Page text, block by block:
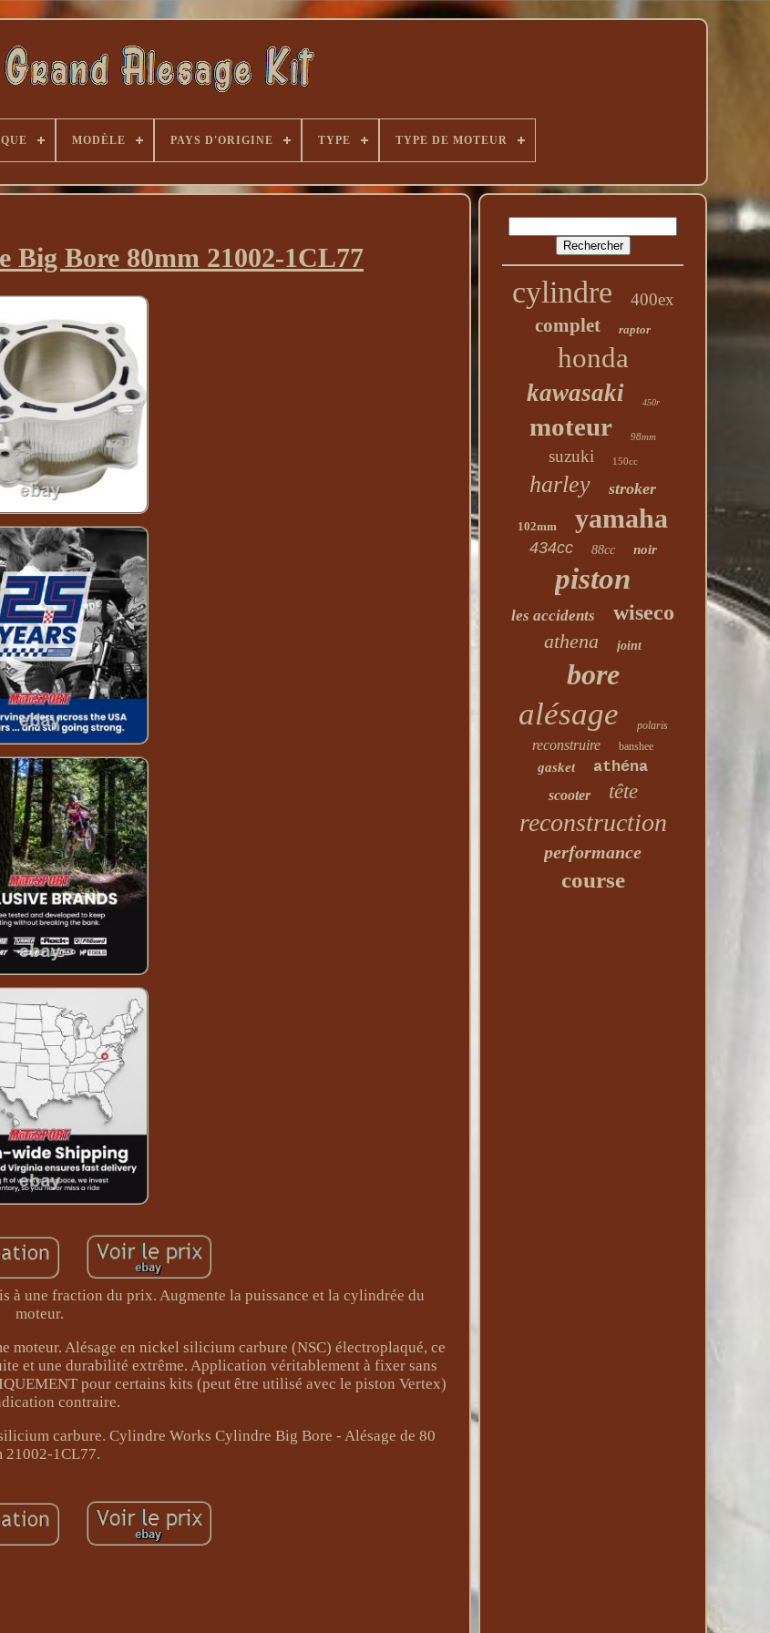
MODÈLE PAYS D'ORIGINE TYPE TYPE DE MOTEUR
Bore 80mm 21002-1CL77
à une fraction du prix. Augmente la puissance et la cylindrée du
moteur.
moteur. Alésage en nickel silicium carbure (NSC) électroplaqué, ce
et une durabilité extrême. Application véritablement à fixer sans
pour certains kits (peut être utilisé avec le piston Vertex)
contraire.
carbure. Cylindre Works Cylindre Big Bore - Alésage de 80
21002-1CL77.
cylindre 400ex
complet raptor
honda
kawasaki 450r
moteur 98mm
suzuki 150cc
harley stroker
102mm yamaha
434cc 88cc noir
piston
les accidents wiseco
athena joint
bore
alésage polaris
reconstruire banshee
gasket athéna
scooter tête
reconstruction
performance
course